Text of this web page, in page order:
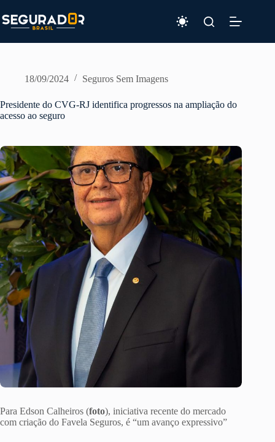
para
o
18/09/2024 Seguros Sem Imagens
Presidente do CVG-RJ identifica progressos na ampliação do
acesso ao seguro
Para Edson Calheiros (foto), iniciativa recente do mercado
com criação do Favela Seguros, é “um avanço expressivo”